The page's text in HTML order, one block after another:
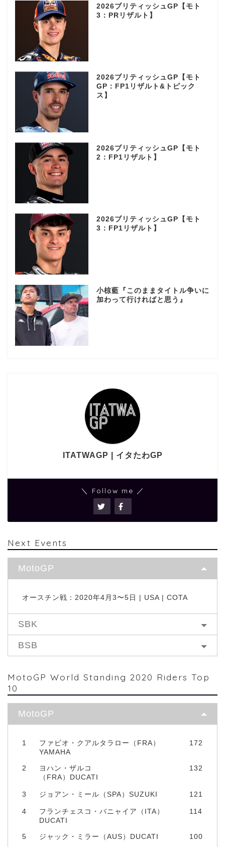
2026ブリティッシュGP【モト
3：PRリザルト】
2026ブリティッシュGP【モト
GP：FP1リザルト&トピック
ス】
2026ブリティッシュGP【モト
2：FP1リザルト】
2026ブリティッシュGP【モト
3：FP1リザルト】
小椋藍『このままタイトル争いに
加わって行ければと思う』
ITATWAGP | イタたわGP
＼ Follow me ／
Next Events
MotoGP
オースチン戦：2020年4月3〜5日 | USA | COTA
SBK
BSB
MotoGP World Standing 2020 Riders Top
10
MotoGP
1
ファビオ・クアルタラロー（FRA）
YAMAHA
172
2
ヨハン・ザルコ
（FRA）DUCATI
132
3 ジョアン・ミール（SPA）SUZUKI 121
4
フランチェスコ・バニャイア（ITA）
DUCATI
114
5 ジャック・ミラー（AUS）DUCATI 100